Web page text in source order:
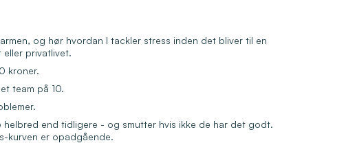
og hør hvordan I tackler stress inden det bliver til en
eller privatlivet.
kroner.
team på 10.
end tidligere - og smutter hvis ikke de har det godt.
kurven er opadgående.